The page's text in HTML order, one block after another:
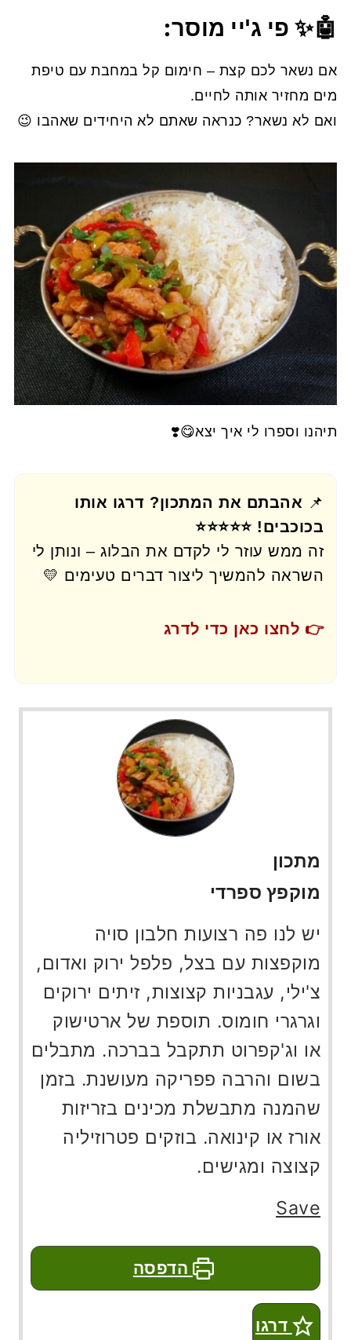
🤖✨ פי ג'יי מוסר:
אם נשאר לכם קצת – חימום קל במחבת עם טיפת
מים מחזיר אותה לחיים.
ואם לא נשאר? כנראה שאתם לא היחידים שאהבו 😉
תיהנו וספרו לי איך יצא😋❣️
📌 אהבתם את המתכון? דרגו אותו
בכוכבים! ⭐⭐⭐⭐⭐
זה ממש עוזר לי לקדם את הבלוג – ונותן לי
השראה להמשיך ליצור דברים טעימים 💛
👉 לחצו כאן כדי לדרג
מתכון
מוקפץ ספרדי
יש לנו פה רצועות חלבון סויה
מוקפצות עם בצל, פלפל ירוק ואדום,
צ'ילי, עגבניות קצוצות, זיתים ירוקים
וגרגרי חומוס. תוספת של ארטישוק
או וג'קפרוט תתקבל בברכה. מתבלים
בשום והרבה פפריקה מעושנת. בזמן
שהמנה מתבשלת מכינים בזריזות
אורז או קינואה. בוזקים פטרוזיליה
קצוצה ומגישים.
Save
הדפסה
דרגו